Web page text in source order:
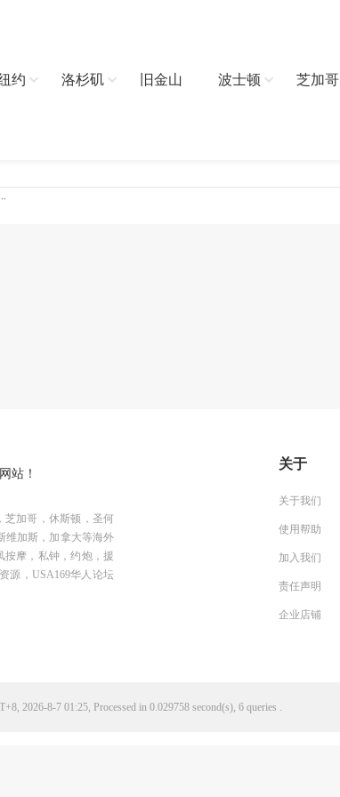
约 洛杉矶 旧金山 波士顿 芝加哥
站！
芝加哥，休斯顿，圣何
维加斯，加拿大等海外
按摩，私钟，约炮，援
源，USA169华人论坛
关于
关于我们
使用帮助
加入我们
责任声明
企业店铺
2026-8-7 01:25, Processed in 0.029758 second(s), 6 queries .